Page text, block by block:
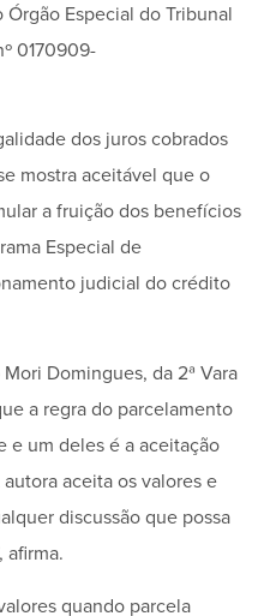
Especial do Tribunal
0170909-
dos juros cobrados
mostra aceitável que o
a fruição dos benefícios
Especial de
judicial do crédito
Domingues, da 2ª Vara
a regra do parcelamento
e um deles é a aceitação
aceita os valores e
discussão que possa
afirma.
quando parcela